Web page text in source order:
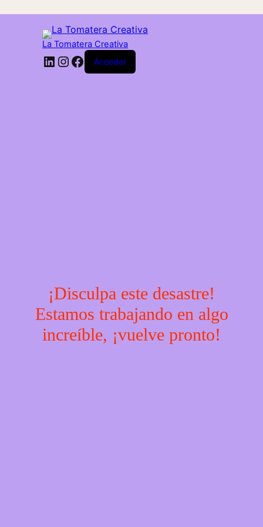
La Tomatera Creativa
LinkedIn Instagram Facebook Acceder
¡Disculpa este desastre!
Estamos trabajando en algo
increíble, ¡vuelve pronto!